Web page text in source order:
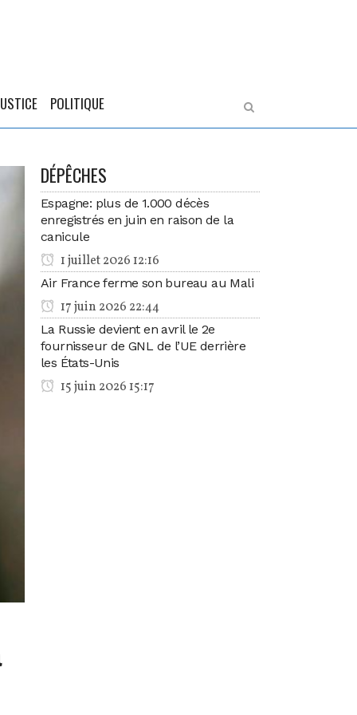
POLITIQUE
DÉPÊCHES
Espagne: plus de 1.000 décès
enregistrés en juin en raison de la
canicule
1 juillet 2026 12:16
Air France ferme son bureau au Mali
17 juin 2026 22:44
La Russie devient en avril le 2e
fournisseur de GNL de l’UE derrière
les États-Unis
15 juin 2026 15:17